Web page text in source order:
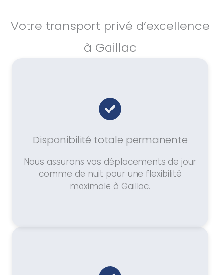
Votre transport privé d’excellence
à Gaillac
Disponibilité totale permanente
Nous assurons vos déplacements de jour
comme de nuit pour une flexibilité
maximale à Gaillac.